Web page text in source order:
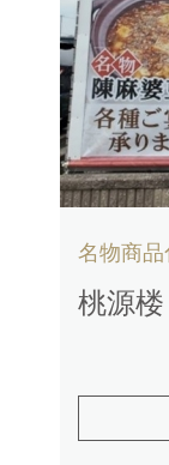
名物商品
桃源